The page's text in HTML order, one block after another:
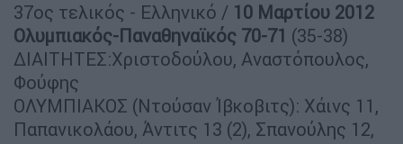
37ος τελικός - Ελληνικό / 10 Μαρτίου 2012
Ολυμπιακός-Παναθηναϊκός 70-71 (35-38)
ΔΙΑΙΤΗΤΕΣ:Χριστοδούλου, Αναστόπουλος,
Φούφης
ΟΛΥΜΠΙΑΚΟΣ (Ντούσαν Ίβκοβιτς): Χάινς 11,
Παπανικολάου, Άντιτς 13 (2), Σπανούλης 12,